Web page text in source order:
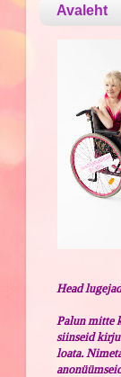
Avaleht
Head
Palun mitte
siinseid
loata.